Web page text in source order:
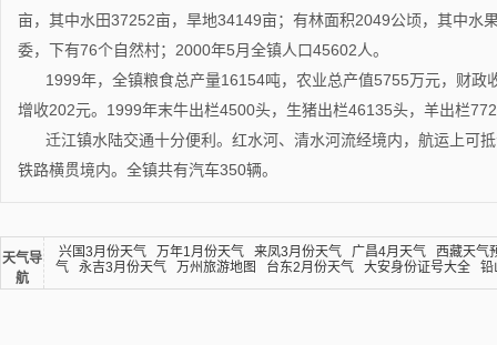
亩，其中水田37252亩，旱地34149亩；有林面积2049公顷，其中水
委，下有76个自然村；2000年5月全镇人口45602人。
1999年，全镇粮食总产量16154吨，农业总产值5755万元，财
增收202元。1999年末牛出栏4500头，生猪出栏46135头，羊出栏
迁江镇水陆交通十分便利。红水河、清水河流经境内，航运上可
铁路横贯境内。全镇共有汽车350辆。
天气导
航
兴国3月份天气 万年1月份天气 来凤3月份天气 广昌4月天气
西藏天气
气
永吉3月份天气 万州旅游地图 台东2月份天气 大安身份证号大全 铅